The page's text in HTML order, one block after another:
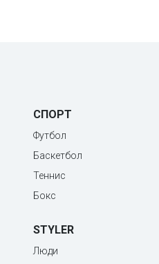
СПОРТ
Футбол
Баскетбол
Теннис
Бокс
STYLER
Люди